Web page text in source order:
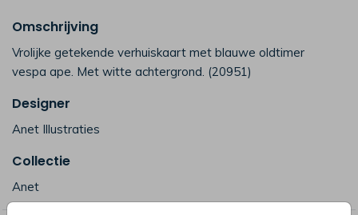
Omschrijving
Vrolijke getekende verhuiskaart met blauwe oldtimer
vespa ape. Met witte achtergrond. (20951)
Designer
Anet Illustraties
Collectie
Anet